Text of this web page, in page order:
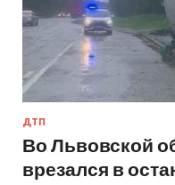
ДТП
Во Львовской
врезался в